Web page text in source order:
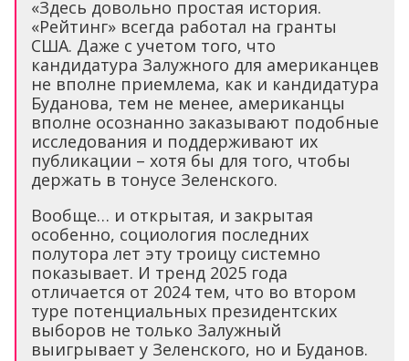
«Здесь довольно простая история.
«Рейтинг» всегда работал на гранты
США. Даже с учетом того, что
кандидатура Залужного для американцев
не вполне приемлема, как и кандидатура
Буданова, тем не менее, американцы
вполне осознанно заказывают подобные
исследования и поддерживают их
публикации – хотя бы для того, чтобы
держать в тонусе Зеленского.
Вообще… и открытая, и закрытая
особенно, социология последних
полутора лет эту троицу системно
показывает. И тренд 2025 года
отличается от 2024 тем, что во втором
туре потенциальных президентских
выборов не только Залужный
выигрывает у Зеленского, но и Буданов.